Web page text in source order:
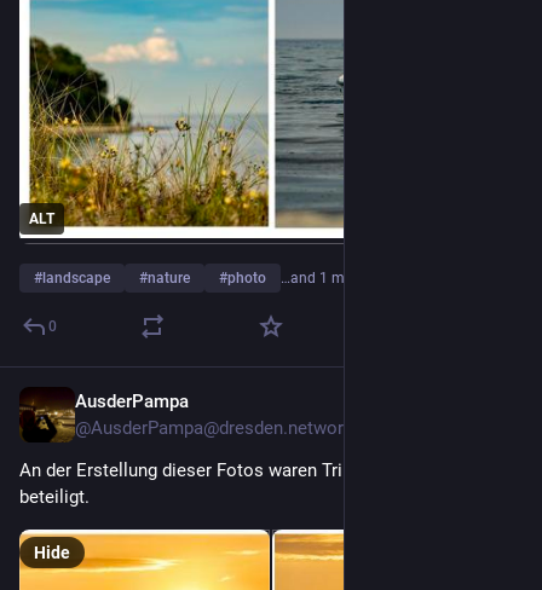
ALT
# landscape #nature #photo …and 1 more
0
AusderPampa
@AusderPampa@dresden.network
An der Erstellung dieser Fotos waren Trillionen von Mücken
beteiligt.
Hide